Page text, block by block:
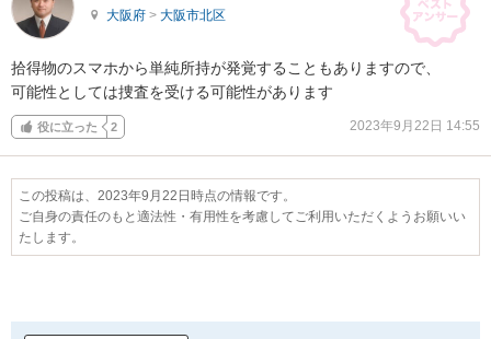
大阪府 > 大阪市北区
拾得物のスマホから単純所持が発覚することもありますので、
可能性としては捜査を受ける可能性があります
役に立った 2 2023年9月22日 14:55
この投稿は、2023年9月22日時点の情報です。
ご自身の責任のもと適法性・有用性を考慮してご利用いただくようお願いい
たします。